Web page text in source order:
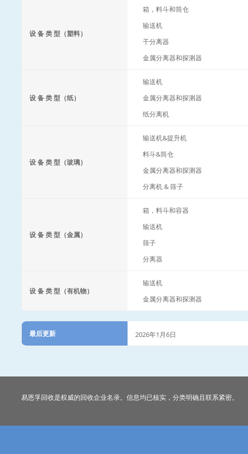
设 备 类 型（塑料）
箱，料斗和筒仓
输送机
干分离器
金属分离器和探测器
设 备 类 型（纸）
输送机
金属分离器和探测器
纸分离机
设 备 类 型（玻璃）
输送机&提升机
料斗&筒仓
金属分离器和探测器
分离机 & 筛子
设 备 类 型（金属）
箱，料斗和容器
输送机
筛子
分离器
设 备 类 型（有机物）
输送机
金属分离器和探测器
最后更新 2026年1月6日
易恩孚回收是权威的回收企业名录。信息均已核实，分类明确且联系紧密。